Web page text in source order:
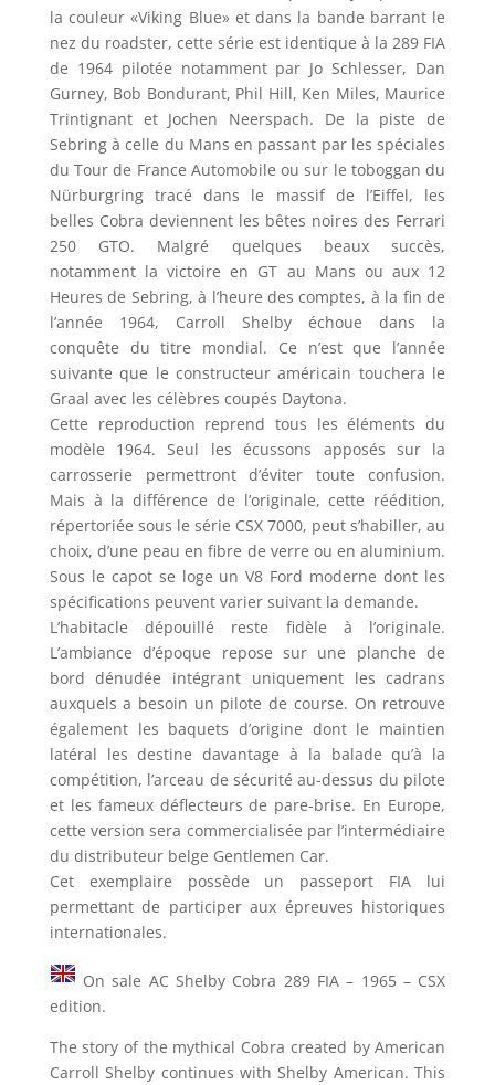
la couleur «Viking Blue» et dans la bande barrant le
nez du roadster, cette série est identique à la 289 FIA
de 1964 pilotée notamment par Jo Schlesser, Dan
Gurney, Bob Bondurant, Phil Hill, Ken Miles, Maurice
Trintignant et Jochen Neerspach. De la piste de
Sebring à celle du Mans en passant par les spéciales
du Tour de France Automobile ou sur le toboggan du
Nürburgring tracé dans le massif de l’Eiffel, les
belles Cobra deviennent les bêtes noires des Ferrari
250 GTO. Malgré quelques beaux succès,
notamment la victoire en GT au Mans ou aux 12
Heures de Sebring, à l’heure des comptes, à la fin de
l’année 1964, Carroll Shelby échoue dans la
conquête du titre mondial. Ce n’est que l’année
suivante que le constructeur américain touchera le
Graal avec les célèbres coupés Daytona.
Cette reproduction reprend tous les éléments du
modèle 1964. Seul les écussons apposés sur la
carrosserie permettront d’éviter toute confusion.
Mais à la différence de l’originale, cette réédition,
répertoriée sous le série CSX 7000, peut s’habiller, au
choix, d’une peau en fibre de verre ou en aluminium.
Sous le capot se loge un V8 Ford moderne dont les
spécifications peuvent varier suivant la demande.
L’habitacle dépouillé reste fidèle à l’originale.
L’ambiance d’époque repose sur une planche de
bord dénudée intégrant uniquement les cadrans
auxquels a besoin un pilote de course. On retrouve
également les baquets d’origine dont le maintien
latéral les destine davantage à la balade qu’à la
compétition, l’arceau de sécurité au-dessus du pilote
et les fameux déflecteurs de pare-brise. En Europe,
cette version sera commercialisée par l’intermédiaire
du distributeur belge Gentlemen Car.
Cet exemplaire possède un passeport FIA lui
permettant de participer aux épreuves historiques
internationales.
On sale AC Shelby Cobra 289 FIA – 1965 – CSX
edition.
The story of the mythical Cobra created by American
Carroll Shelby continues with Shelby American. This